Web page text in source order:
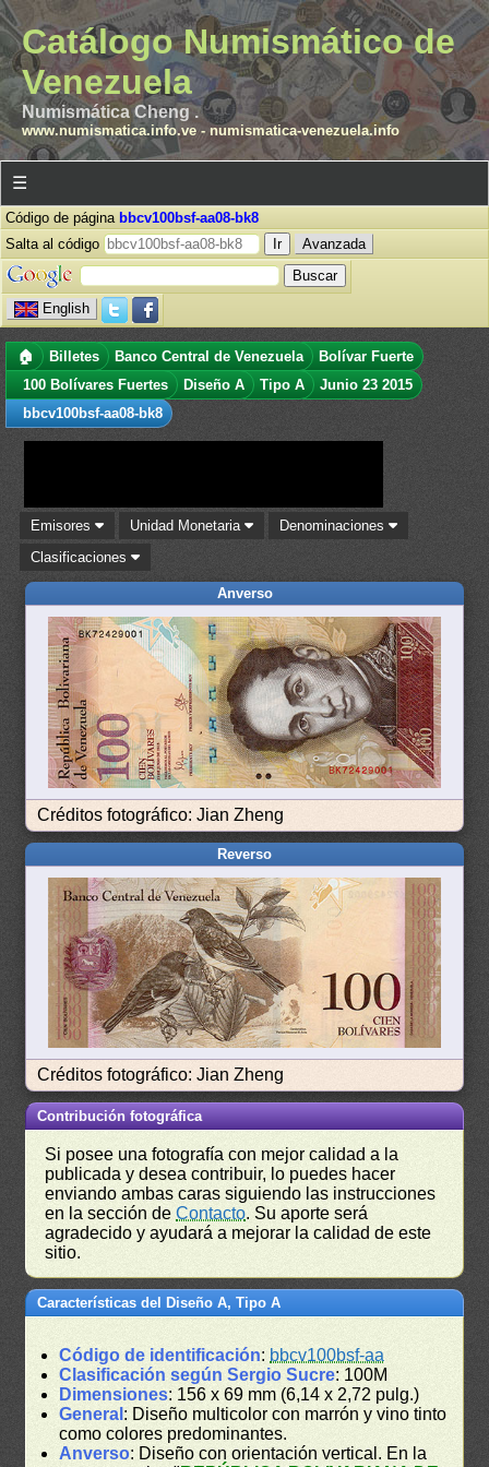
Catálogo Numismático de
Venezuela
Numismática Cheng .
www.numismatica.info.ve- numismatica-venezuela.info
☰
Código de página bbcv100bsf-aa08-bk8
Salta al código
Avanzada
English
🏠 Billetes Banco Central de Venezuela
Bolívar Fuerte
100 Bolívares Fuertes
Diseño A Tipo A
Junio 23 2015
bbcv100bsf-aa08-bk8
Emisores Unidad Monetaria
Denominaciones
Clasificaciones
Anverso
Créditos fotográfico: Jian Zheng
Reverso
Créditos fotográfico: Jian Zheng
Contribución fotográfica
Si posee una fotografía con mejor calidad a la
publicada y desea contribuir, lo puedes hacer
enviando ambas caras siguiendo las instrucciones
en la sección deContacto. Su aporte será
agradecido y ayudará a mejorar la calidad de este
sitio.
Características del Diseño A, Tipo A
Código de identificación: bbcv100bsf-aa
Clasificación según Sergio Sucre: 100M
Dimensiones: 156 x 69 mm (6,14 x 2,72 pulg.)
General : Diseño multicolor con marrón y vino tinto
como colores predominantes.
Anverso: Diseño con orientación vertical. En la